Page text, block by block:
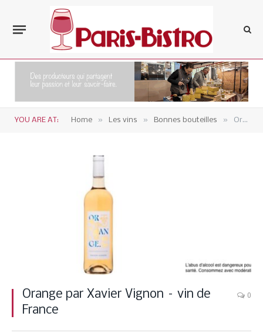
YOU ARE AT: Home » Les vins » Bonnes bouteilles » Orange par Xavier Vignon – vin de France
Orange par Xavier Vignon – vin de
France
0